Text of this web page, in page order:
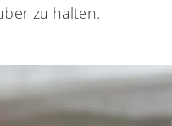
zu halten.